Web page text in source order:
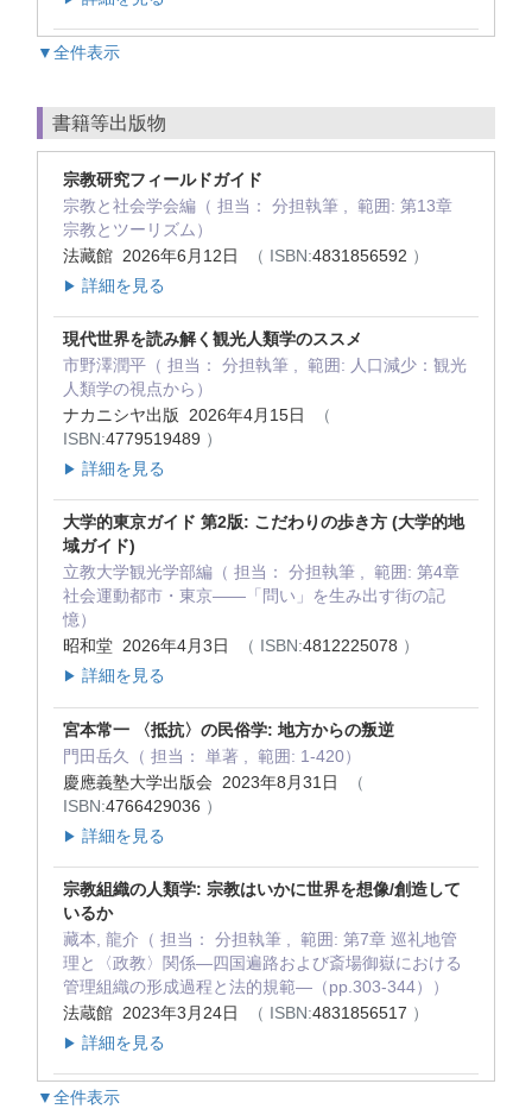
▼全件表示
書籍等出版物
宗教研究フィールドガイド
宗教と社会学会編（ 担当： 分担執筆 , 範囲: 第13章
宗教とツーリズム）
法藏館 2026年6月12日
（ ISBN:4831856592 ）
▶ 詳細を見る
現代世界を読み解く観光人類学のススメ
市野澤潤平（ 担当： 分担執筆 , 範囲: 人口減少：観光
人類学の視点から）
ナカニシヤ出版 2026年4月15日
（
ISBN:4779519489 ）
▶ 詳細を見る
大学的東京ガイド 第2版: こだわりの歩き方 (大学的地
域ガイド)
立教大学観光学部編（ 担当： 分担執筆 , 範囲: 第4章
社会運動都市・東京――「問い」を生み出す街の記
憶）
昭和堂 2026年4月3日
（ ISBN:4812225078 ）
▶ 詳細を見る
宮本常一 〈抵抗〉の民俗学: 地方からの叛逆
門田岳久（ 担当： 単著 , 範囲: 1-420）
慶應義塾大学出版会 2023年8月31日
（
ISBN:4766429036 ）
▶ 詳細を見る
宗教組織の人類学: 宗教はいかに世界を想像/創造して
いるか
藏本, 龍介（ 担当： 分担執筆 , 範囲: 第7章 巡礼地管
理と〈政教〉関係―四国遍路および斎場御嶽における
管理組織の形成過程と法的規範―（pp.303-344））
法蔵館 2023年3月24日
（ ISBN:4831856517 ）
▶ 詳細を見る
▼全件表示